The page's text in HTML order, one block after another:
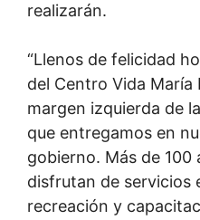
realizarán.
“Llenos de felicidad
del Centro Vida María
margen izquierda de
que entregamos en
gobierno. Más de 100
disfrutan de servicios
recreación y